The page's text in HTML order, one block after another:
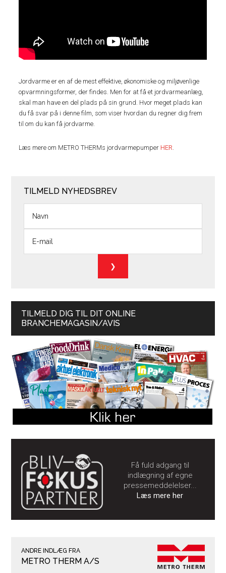
Jordvarme er en af de mest effektive, økonomiske og miljøvenlige
opvarmningsformer, der findes. Men for at få et jordvarmeanlæg,
skal man have en del plads på sin grund. Hvor meget plads kan
du få svar på i denne film, som viser hvordan du regner dig frem
til om du kan få jordvarme.
Læs mere om METRO THERMs jordvarmepumperHER.
TILMELD NYHEDSBREV
TILMELD DIG TIL DIT ONLINE
BRANCHEMAGASIN/AVIS
Få fuld adgang til
indlægning af egne
pressemeddelelser...
Læs mere her
ANDRE INDLÆG FRA
METRO THERM A/S